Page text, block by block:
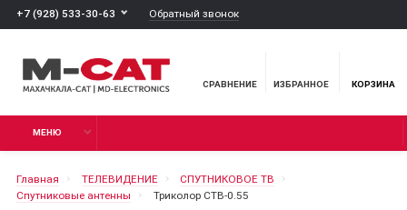
+7 (928) 533-30-63 Обратный звонок
СРАВНЕНИЕ ИЗБРАННОЕ КОРЗИНА
МЕНЮ
Главная ТЕЛЕВИДЕНИЕ
СПУТНИКОВОЕ ТВ
Спутниковые антенны
Триколор СТВ-0.55